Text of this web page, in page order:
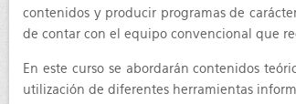
contenidos y producir programas de
de contar con el equipo convencional que
En este curso se abordarán contenidos
utilización de diferentes herramientas